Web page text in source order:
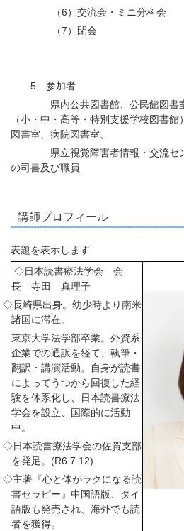
（6）交流会・ミニ分科会
（7）閉会
5 参加者
県内公共図書館、公民館図書室
（小・中・高等・特別支援学校図書
図書室、病院図書室、
県立視覚障害者情報・交流セン
の司書及び職員
講師プロフィール
表題を表示します
◇日本読書療法学会 会
長 寺田 真理子
◇長崎県出身。幼少時より南米
諸国に滞在。
東京大学法学部卒業。外資系
企業での通訳を経て、執筆・
翻訳・講演活動。自身が読書
によってうつから回復した経
験を体系化し、日本読書療法
学会を設立、国際的に活動
中。
◇日本読書療法学会の佐賀支部
を発足。(R6.7.12)
◇主著『心と体がラクになる読
書セラピー』中国語版、タイ
語版も発売され、海外でも読
者を獲得。